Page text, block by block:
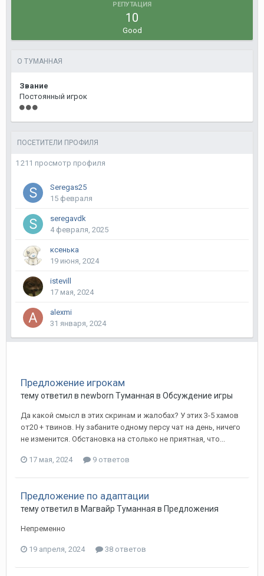
РЕПУТАЦИЯ
10
Good
О ТУМАННАЯ
Звание
Постоянный игрок
ПОСЕТИТЕЛИ ПРОФИЛЯ
1 211 просмотр профиля
Seregas25
15 февраля
seregavdk
4 февраля, 2025
ксенька
19 июня, 2024
istevill
17 мая, 2024
alexmi
31 января, 2024
Предложение игрокам
тему ответил в newborn Туманная в Обсуждение игры
Да какой смысл в этих скринам и жалобах? У этих 3-5 хамов
от20 + твинов. Ну забаните одному персу чат на день, ничего
не изменится. Обстановка на столько не приятная, что...
17 мая, 2024 9 ответов
Предложение по адаптации
тему ответил в Магвайр Туманная в Предложения
Непременно
19 апреля, 2024 38 ответов